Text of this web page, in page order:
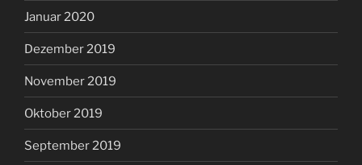
Januar 2020
Dezember 2019
November 2019
Oktober 2019
September 2019